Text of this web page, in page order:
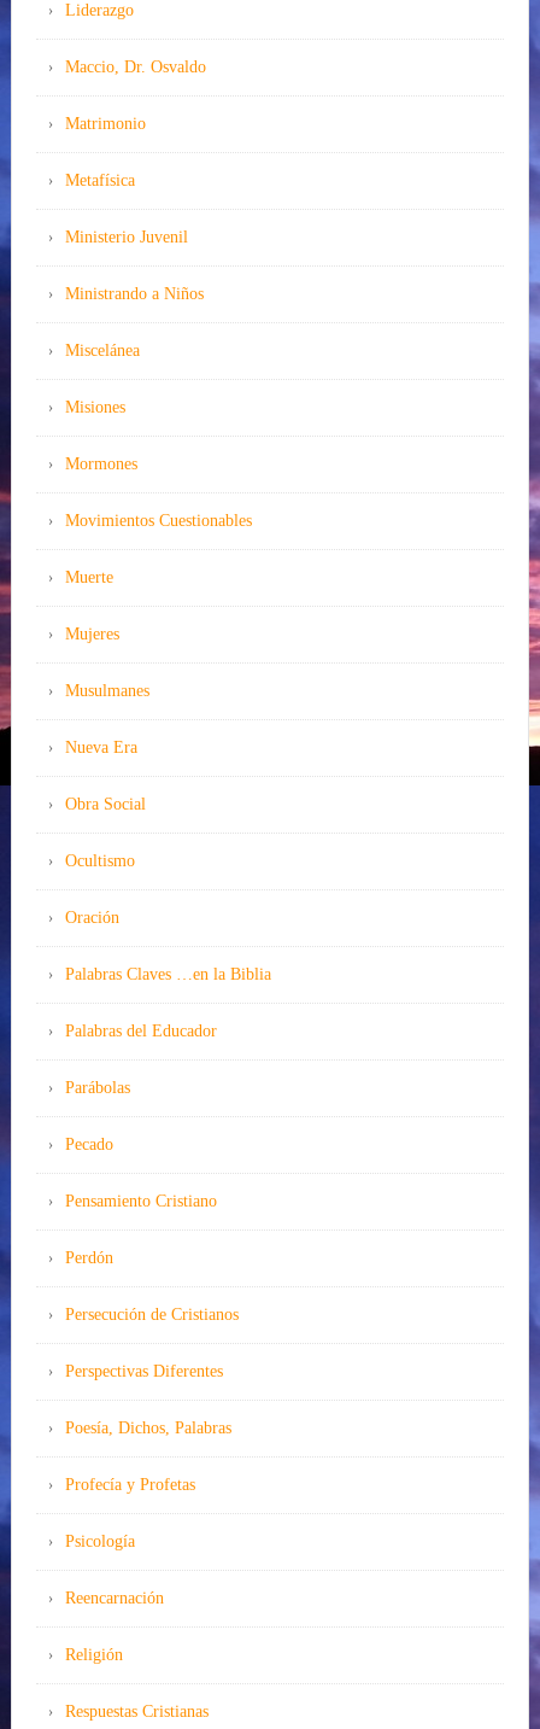
Liderazgo
Maccio, Dr. Osvaldo
Matrimonio
Metafísica
Ministerio Juvenil
Ministrando a Niños
Miscelánea
Misiones
Mormones
Movimientos Cuestionables
Muerte
Mujeres
Musulmanes
Nueva Era
Obra Social
Ocultismo
Oración
Palabras Claves …en la Biblia
Palabras del Educador
Parábolas
Pecado
Pensamiento Cristiano
Perdón
Persecución de Cristianos
Perspectivas Diferentes
Poesía, Dichos, Palabras
Profecía y Profetas
Psicología
Reencarnación
Religión
Respuestas Cristianas